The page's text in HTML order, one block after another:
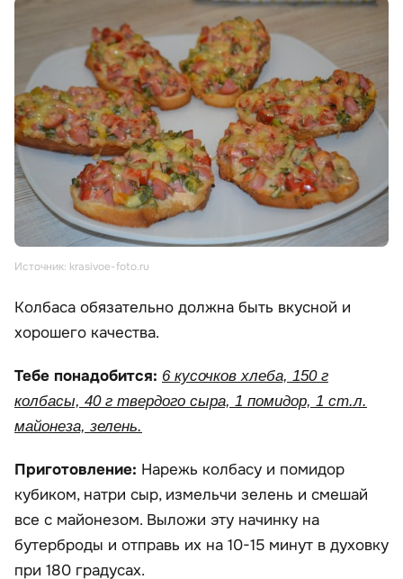
Источник: krasivoe-foto.ru
Колбаса обязательно должна быть вкусной и
хорошего качества.
Тебе понадобится: 6 кусочков хлеба, 150 г
колбасы, 40 г твердого сыра, 1 помидор, 1 ст.л.
майонеза, зелень.
Приготовление: Нарежь колбасу и помидор
кубиком, натри сыр, измельчи зелень и смешай
все с майонезом. Выложи эту начинку на
бутерброды и отправь их на 10-15 минут в духовку
при 180 градусах.